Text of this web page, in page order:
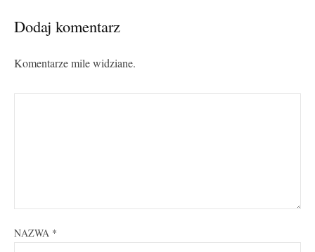
Dodaj komentarz
Komentarze mile widziane.
NAZWA *